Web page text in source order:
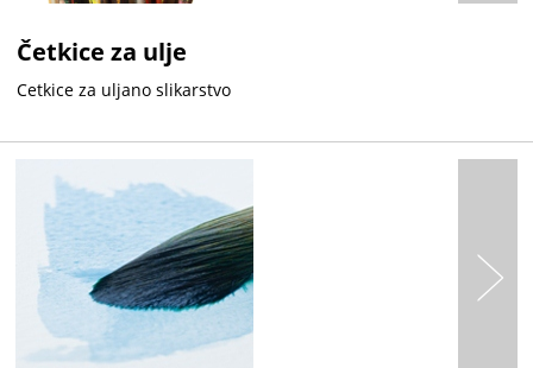
Četkice za ulje
Cetkice za uljano slikarstvo